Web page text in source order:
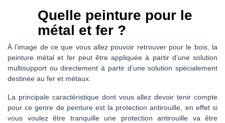
Quelle peinture pour le
métal et fer ?
À l’image de ce que vous allez pouvoir retrouver pour le bois, la
peinture métal et fer peut être appliquée à partir d’une solution
multisupport ou directement à partir d’une solution spécialement
destinée au fer et métaux.
La principale caractéristique dont vous allez devoir tenir compte
pour ce genre de peinture est la protection antirouille, en effet si
vous voulez être tranquille une protection antirouille va être